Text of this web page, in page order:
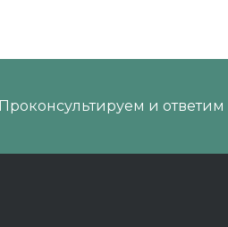
Проконсультируем и